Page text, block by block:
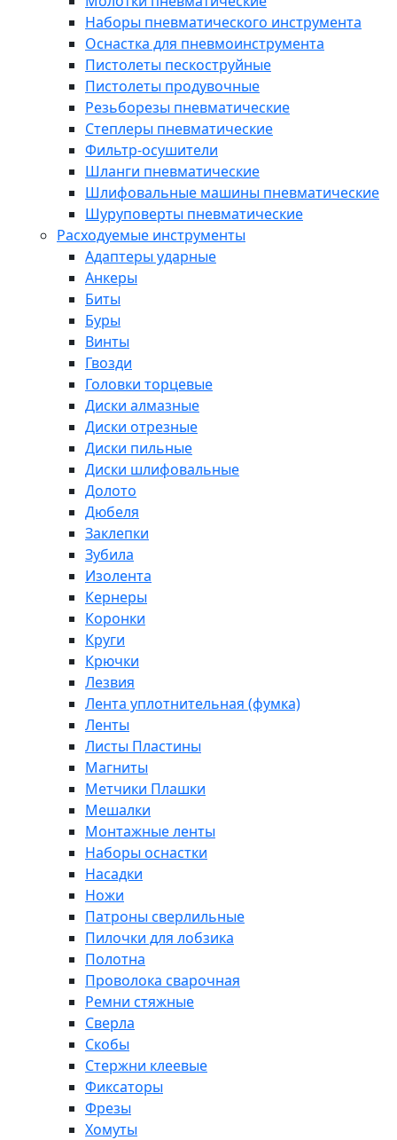
Наборы пневматического инструмента
Оснастка для пневмоинструмента
Пистолеты пескоструйные
Пистолеты продувочные
Резьборезы пневматические
Степлеры пневматические
Фильтр-осушители
Шланги пневматические
Шлифовальные машины пневматические
Шуруповерты пневматические
Расходуемые инструменты
Адаптеры ударные
Анкеры
Биты
Буры
Винты
Гвозди
Головки торцевые
Диски алмазные
Диски отрезные
Диски пильные
Диски шлифовальные
Долото
Дюбеля
Заклепки
Зубила
Изолента
Кернеры
Коронки
Круги
Крючки
Лезвия
Лента уплотнительная (фумка)
Ленты
Листы Пластины
Магниты
Метчики Плашки
Мешалки
Монтажные ленты
Наборы оснастки
Насадки
Ножи
Патроны сверлильные
Пилочки для лобзика
Полотна
Проволока сварочная
Ремни стяжные
Сверла
Скобы
Стержни клеевые
Фиксаторы
Фрезы
Хомуты